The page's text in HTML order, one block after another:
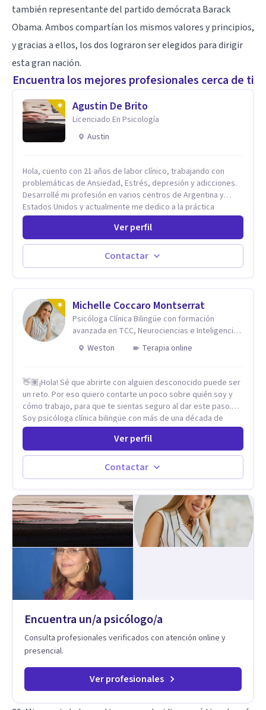
también representante del partido demócrata Barack
Obama. Ambos compartían los mismos valores y principios,
y gracias a ellos, los dos lograron ser elegidos para dirigir
esta gran nación.
Encuentra los mejores profesionales cerca de ti
Agustin De Brito
Licenciado En Psicología
Austin
Hola, cuento con 21 años de labor clínico, trabajando con
problemáticas de Ansiedad, Estrés, depresión y adicciones.
Desarrollé mi profesión en varios centros de Argentina y
Estados Unidos y actualmente me dedico a la práctica
privada. Utilizo terapias cognitivas conductuales basadas en
evidencia científica con comprobados resultados. Los
objetivos terapéuticos están centrados en brindar
herramientas concretas para el cambio, que permitan
desarrollar nuevas habilidades y estrategias basadas en la
Ver perfil
Contactar
Michelle Coccaro Montserrat
Psicóloga Clínica Bilingüe con formación
avanzada en TCC, Neurociencias e Inteligencia
Emocional.
Weston Terapia online
👋🏽¡Hola! Sé que abrirte con alguien desconocido puede ser
un reto. Por eso quiero contarte un poco sobre quién soy y
cómo trabajo, para que te sientas seguro al dar este paso.
Soy psicóloga clínica bilingüe con más de una década de
experiencia. He dictado conferencias, escrito artículos y
ejercido como profesora universitaria. Un dato curioso: he
vivido en varios países y conozco de primera mano lo que
significa ser migrante, adaptarse a los cambios y empezar de
nuevo.
Ver perfil
Contactar
Encuentra un/a psicólogo/a
Consulta profesionales verificados con atención online y
presencial.
Ver profesionales